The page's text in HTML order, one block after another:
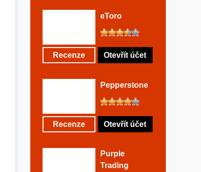
eToro
Recenze Otevřít účet
Pepperstone
Recenze Otevřít účet
Purple
Trading